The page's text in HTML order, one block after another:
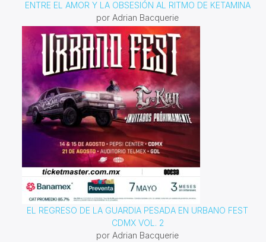
ENTRE EL AMOR Y LA OBSESIÓN AL RITMO DE KETAMINA
por Adrian Bacquerie
EL REGRESO DE LA GUARDIA PESADA EN URBANO FEST
CDMX VOL. 2
por Adrian Bacquerie